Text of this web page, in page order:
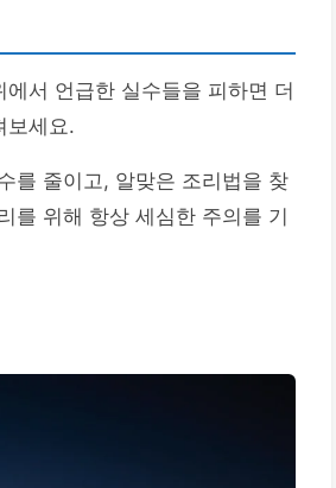
서 언급한 실수들을 피하면 더
보세요.
를 줄이고, 알맞은 조리법을 찾
를 위해 항상 세심한 주의를 기